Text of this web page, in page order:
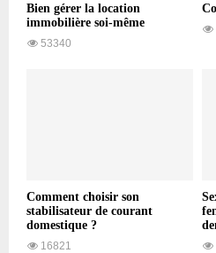
Bien gérer la location
immobilière soi-même
53340
Comment choisir son
stabilisateur de courant
domestique ?
16821